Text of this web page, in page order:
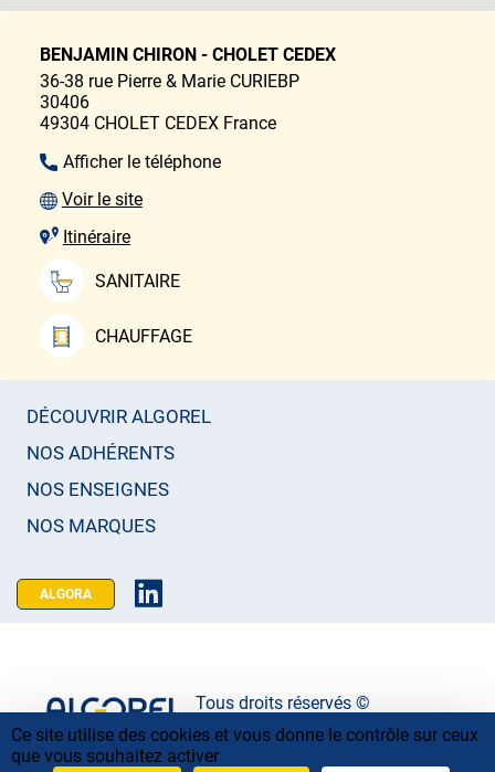
BENJAMIN CHIRON - CHOLET CEDEX
36-38 rue Pierre & Marie CURIEBP
30406
49304 CHOLET CEDEX France
Afficher le téléphone
Voir le site
Itinéraire
SANITAIRE
CHAUFFAGE
DÉCOUVRIR ALGOREL
NOS ADHÉRENTS
NOS ENSEIGNES
NOS MARQUES
ALGORA
Tous droits réservés ©
Mentions légales
Ce site utilise des cookies et vous donne le contrôle sur ceux
que vous souhaitez activer